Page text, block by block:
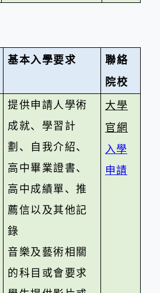
基本入學要求 聯絡
院校
提供申請人學術
成就、學習計
劃、自我介紹、
高中畢業證書、
高中成績單、推
薦信以及其他記
錄
音樂及藝術相關
的科目或會要求
大學
官網
入學
申請